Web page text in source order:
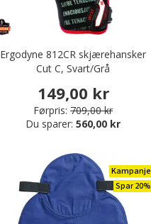
Ergodyne 812CR skjærehansker
Cut C, Svart/Grå
149,00 kr
Førpris: 709,00 kr
Du sparer:560,00 kr
Kampanje
Spar 20%